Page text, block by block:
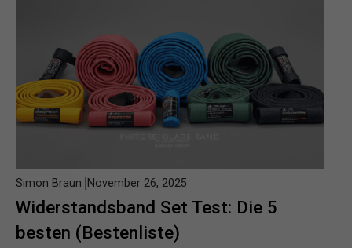
Widerstandsband Set Test: Die 5
besten (Bestenliste)
Simon Braun November 26, 2025